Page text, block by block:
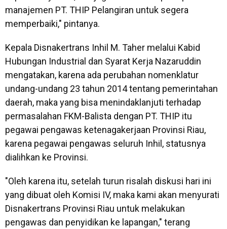
manajemen PT. THIP Pelangiran untuk segera
memperbaiki," pintanya.
Kepala Disnakertrans Inhil M. Taher melalui Kabid
Hubungan Industrial dan Syarat Kerja Nazaruddin
mengatakan, karena ada perubahan nomenklatur
undang-undang 23 tahun 2014 tentang pemerintahan
daerah, maka yang bisa menindaklanjuti terhadap
permasalahan FKM-Balista dengan PT. THIP itu
pegawai pengawas ketenagakerjaan Provinsi Riau,
karena pegawai pengawas seluruh Inhil, statusnya
dialihkan ke Provinsi.
"Oleh karena itu, setelah turun risalah diskusi hari ini
yang dibuat oleh Komisi IV, maka kami akan menyurati
Disnakertrans Provinsi Riau untuk melakukan
pengawas dan penyidikan ke lapangan," terang